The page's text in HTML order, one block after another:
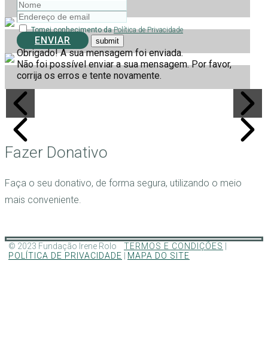
Tomei conhecimento daPolítica de Privacidade
ENVIAR
Obrigado! A sua mensagem foi enviada.
Não foi possível enviar a sua mensagem. Por favor,
corrija os erros e tente novamente.
Fazer Donativo
Faça o seu donativo, de forma segura, utilizando o meio
mais conveniente.
© 2023 Fundação Irene Rolo TERMOS E CONDIÇÕES
POLÍTICA DE PRIVACIDADE
MAPA DO SITE